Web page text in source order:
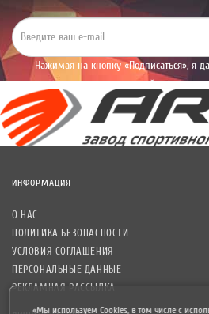
Нажимая на кнопку «Подписаться», я
уведомлений
ИНФОРМАЦИЯ
О НАС
ПОЛИТИКА БЕЗОПАСНОСТИ
УСЛОВИЯ СОГЛАШЕНИЯ
ПЕРСОНАЛЬНЫЕ ДАННЫЕ
РЕКЛАМНАЯ РАССЫЛКА
«Мы используем Cookies, в том числе с